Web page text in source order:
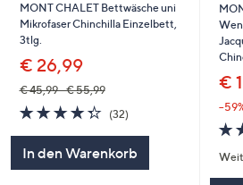
MONT CHALET Bettwäsche uni
Mikrofaser Chinchilla Einzelbett,
3tlg.
€ 26,99
€ 45,99 - € 55,99
4.3
von
(32)32
In den Warenkorb
€
--